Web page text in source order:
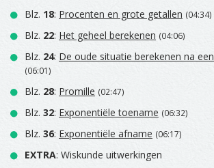
Blz. 18: Procenten en grote getallen (04:34)
Blz. 22: Het geheel berekenen (04:06)
Blz. 24: De oude situatie berekenen na
(06:01)
Blz. 28: Promille (02:47)
Blz. 32: Exponentiële toename (06:32)
Blz. 36: Exponentiële afname (06:17)
EXTRA: Wiskunde uitwerkingen